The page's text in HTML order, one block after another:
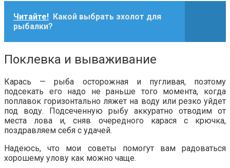
Читайте! Какой выбрать эхолот для
рыбалки?
Поклевка и вываживание
Карась — рыба осторожная и пугливая, поэтому
подсекать его надо не раньше того момента, когда
поплавок горизонтально ляжет на воду или резко уйдет
под воду. Подсеченную рыбу аккуратно отводим от
места лова и, сняв очередного карася с крючка,
поздравляем себя с удачей.
Надеюсь, что мои советы помогут вам радоваться
хорошему улову как можно чаще.